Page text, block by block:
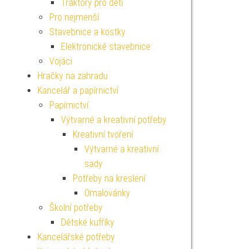
Traktory pro děti
Pro nejmenší
Stavebnice a kostky
Elektronické stavebnice
Vojáci
Hračky na zahradu
Kancelář a papírnictví
Papírnictví
Výtvarné a kreativní potřeby
Kreativní tvoření
Výtvarné a kreativní
sady
Potřeby na kreslení
Omalovánky
Školní potřeby
Dětské kufříky
Kancelářské potřeby